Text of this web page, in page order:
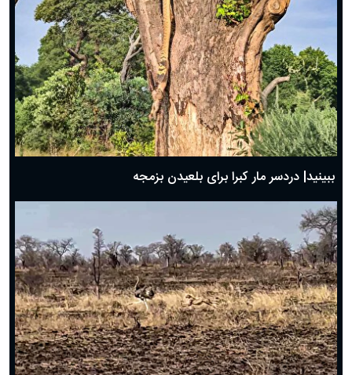
ببینید| دردسر مار کبرا برای بلعیدن بزمجه